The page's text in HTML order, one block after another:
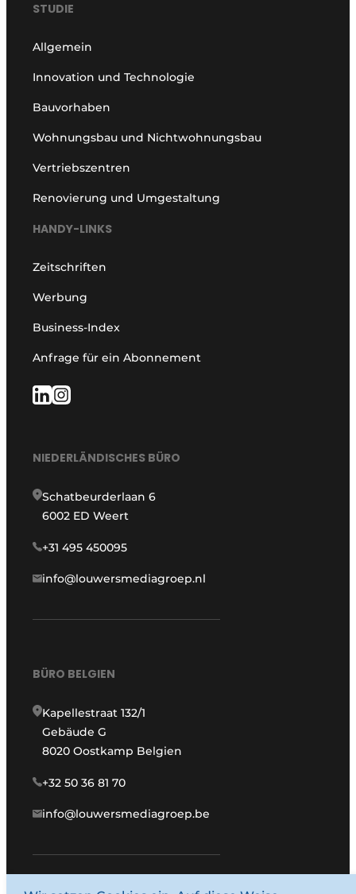
STUDIE
Allgemein
Innovation und Technologie
Bauvorhaben
Wohnungsbau und Nichtwohnungsbau
Vertriebszentren
Renovierung und Umgestaltung
HANDY-LINKS
Zeitschriften
Werbung
Business-Index
Anfrage für ein Abonnement
NIEDERLÄNDISCHES BÜRO
Schatbeurderlaan 6
6002 ED Weert
+31 495 450095
info@louwersmediagroep.nl
BÜRO BELGIEN
Kapellestraat 132/1
Gebäude G
8020 Oostkamp Belgien
+32 50 36 81 70
info@louwersmediagroep.be